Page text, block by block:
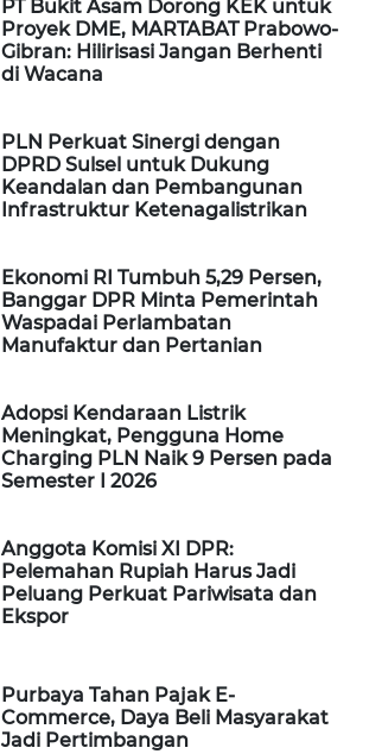
PT Bukit Asam Dorong KEK untuk
Proyek DME, MARTABAT Prabowo-
Gibran: Hilirisasi Jangan Berhenti
di Wacana
PLN Perkuat Sinergi dengan
DPRD Sulsel untuk Dukung
Keandalan dan Pembangunan
Infrastruktur Ketenagalistrikan
Ekonomi RI Tumbuh 5,29 Persen,
Banggar DPR Minta Pemerintah
Waspadai Perlambatan
Manufaktur dan Pertanian
Adopsi Kendaraan Listrik
Meningkat, Pengguna Home
Charging PLN Naik 9 Persen pada
Semester I 2026
Anggota Komisi XI DPR:
Pelemahan Rupiah Harus Jadi
Peluang Perkuat Pariwisata dan
Ekspor
Purbaya Tahan Pajak E-
Commerce, Daya Beli Masyarakat
Jadi Pertimbangan